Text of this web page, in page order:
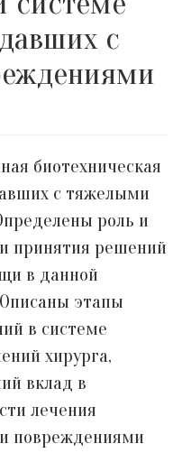
с
биотехническая
с тяжелыми
роль и
принятия решений
в данной
этапы
в системе
хирурга,
вклад в
лечения
повреждениями